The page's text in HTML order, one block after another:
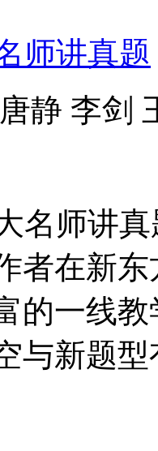
师讲真题
静 李剑
名师讲
者在新
的一线
与新题